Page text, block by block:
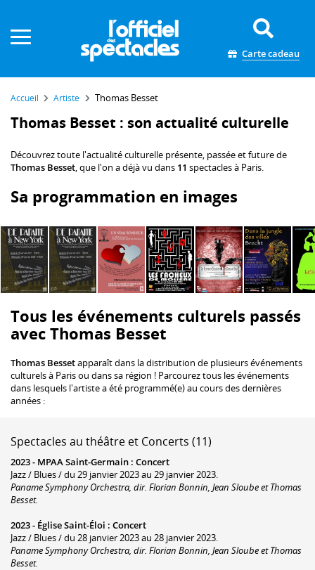
Carte cadeau
Accueil Artiste Thomas Besset
Thomas Besset : son actualité culturelle
Découvrez toute l'actualité culturelle présente, passée et future de
Thomas Besset, que l'on a déjà vu dans 11 spectacles à Paris.
Sa programmation en images
Tous les événements culturels passés
avec Thomas Besset
Thomas Bessetapparaît dans la distribution de plusieurs événements
culturels à Paris ou dans sa région ! Parcourez tous les événements
dans lesquels l'artiste a été programmé(e) au cours des dernières
années :
Spectacles au théâtre et Concerts (11)
2023 - MPAA Saint-Germain : Concert
Jazz / Blues / du 29 janvier 2023 au 29 janvier 2023.
Paname Symphony Orchestra, dir. Florian Bonnin, Jean Sloube et Thomas
Besset.
2023 - Église Saint-Éloi : Concert
Jazz / Blues / du 28 janvier 2023 au 28 janvier 2023.
Paname Symphony Orchestra, dir. Florian Bonnin, Jean Sloube et Thomas
Besset.